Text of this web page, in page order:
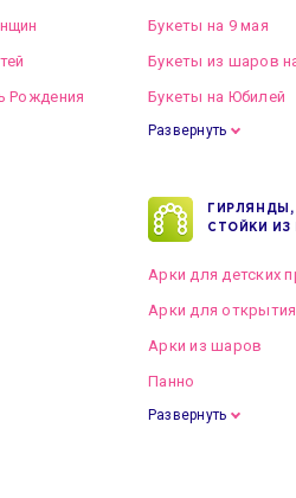
Рождения
Букеты на 9 мая
Букеты из шаров
Букеты на Юбилей
Развернуть
ГИРЛЯНДЫ,
СТОЙКИ ИЗ
Арки для детских
Арки для открытия
Арки из шаров
Панно
Развернуть